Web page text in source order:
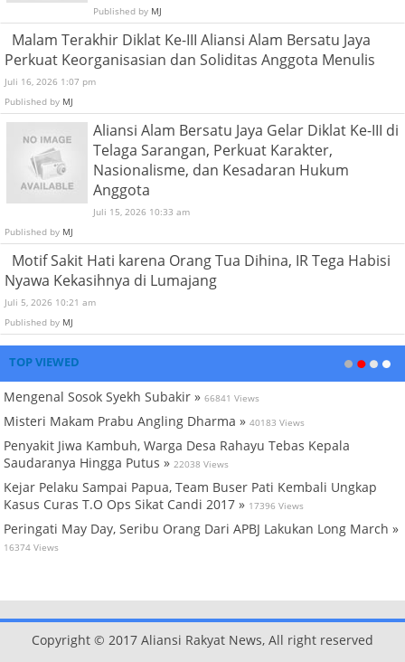
Published by MJ
Malam Terakhir Diklat Ke-III Aliansi Alam Bersatu Jaya
Perkuat Keorganisasian dan Soliditas Anggota Menulis
Juli 16, 2026 1:07 pm
Published by MJ
Aliansi Alam Bersatu Jaya Gelar Diklat Ke-III di
Telaga Sarangan, Perkuat Karakter,
Nasionalisme, dan Kesadaran Hukum
Anggota
Juli 15, 2026 10:33 am
Published by MJ
Motif Sakit Hati karena Orang Tua Dihina, IR Tega Habisi
Nyawa Kekasihnya di Lumajang
Juli 5, 2026 10:21 am
Published by MJ
TOP VIEWED
Mengenal Sosok Syekh Subakir » 66841 Views
Misteri Makam Prabu Angling Dharma » 40183 Views
Penyakit Jiwa Kambuh, Warga Desa Rahayu Tebas Kepala
Saudaranya Hingga Putus » 22038 Views
Kejar Pelaku Sampai Papua, Team Buser Pati Kembali Ungkap
Kasus Curas T.O Ops Sikat Candi 2017 » 17396 Views
Peringati May Day, Seribu Orang Dari APBJ Lakukan Long March »
16374 Views
Copyright © 2017 Aliansi Rakyat News, All right reserved